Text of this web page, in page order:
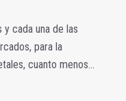
cada una de las
para la
cuanto menos...